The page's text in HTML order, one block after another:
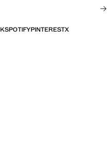
SPOTIFYPINTERESTX